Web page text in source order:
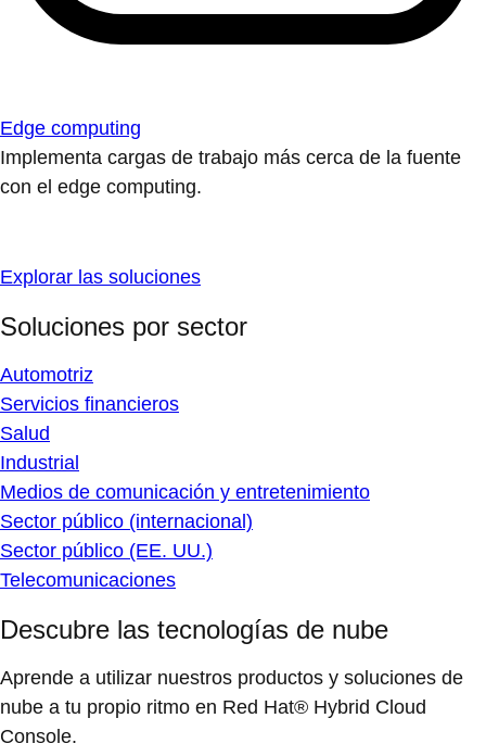
Edge computing
Implementa cargas de trabajo más cerca de la fuente
con el edge computing.
Explorar las soluciones
Soluciones por sector
Automotriz
Servicios financieros
Salud
Industrial
Medios de comunicación y entretenimiento
Sector público (internacional)
Sector público (EE. UU.)
Telecomunicaciones
Descubre las tecnologías de nube
Aprende a utilizar nuestros productos y soluciones de
nube a tu propio ritmo en Red Hat® Hybrid Cloud
Console.